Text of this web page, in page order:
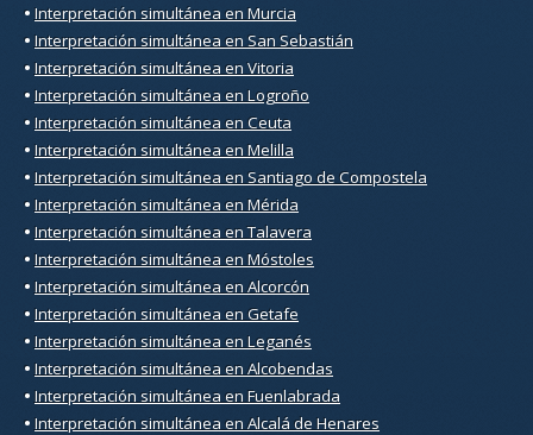
• Interpretación simultánea en Murcia
• Interpretación simultánea en San Sebastián
• Interpretación simultánea en Vitoria
• Interpretación simultánea en Logroño
• Interpretación simultánea en Ceuta
• Interpretación simultánea en Melilla
• Interpretación simultánea en Santiago de Compostela
• Interpretación simultánea en Mérida
• Interpretación simultánea en Talavera
• Interpretación simultánea en Móstoles
• Interpretación simultánea en Alcorcón
• Interpretación simultánea en Getafe
• Interpretación simultánea en Leganés
• Interpretación simultánea en Alcobendas
• Interpretación simultánea en Fuenlabrada
• Interpretación simultánea en Alcalá de Henares